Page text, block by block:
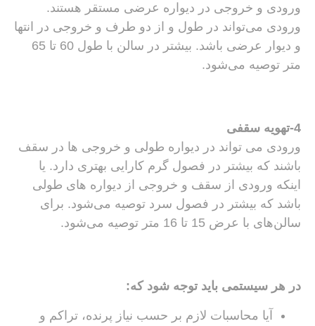
ورودی و خروجی در دیواره عرضی مستقر هستند.
ورودی می‌تواند در طول و از دو طرف و خروجی در انتها
و دیوار عرضی باشد. بیشتر در سالن با طول 60 تا 65
متر توصیه می‌شود.
4-تهویه سقفی
ورودی می تواند در دیواره طولی و خروجی ها در سقف
باشند که بیشتر در فصول گرم کارایی بهتری دارد. یا
اینکه ورودی از سقف و خروجی از دیواره های طولی
باشد که بیشتر در فصول سرد توصیه می‌شود. برای
سالن‌های با عرض 15 تا 16 متر توصیه می‌شود.
در هر سیستمی باید توجه شود که:
آیا محاسبات لازم بر حسب نیاز پرنده، تراکم و